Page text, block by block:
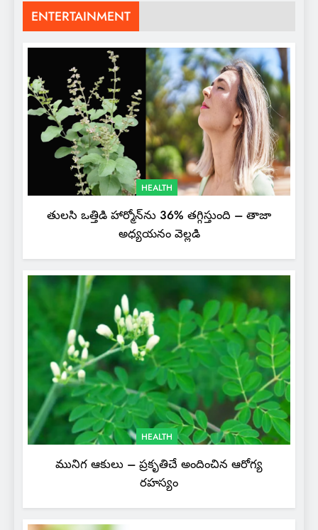
ENTERTAINMENT
HEALTH
తులసి ఒత్తిడి హార్మోన్‌ను 36% తగ్గిస్తుంది – తాజా
అధ్యయనం వెల్లడి
HEALTH
మునిగ ఆకులు – ప్రకృతిచే అందించిన ఆరోగ్య
రహస్యం